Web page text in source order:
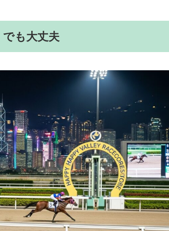
も大丈夫